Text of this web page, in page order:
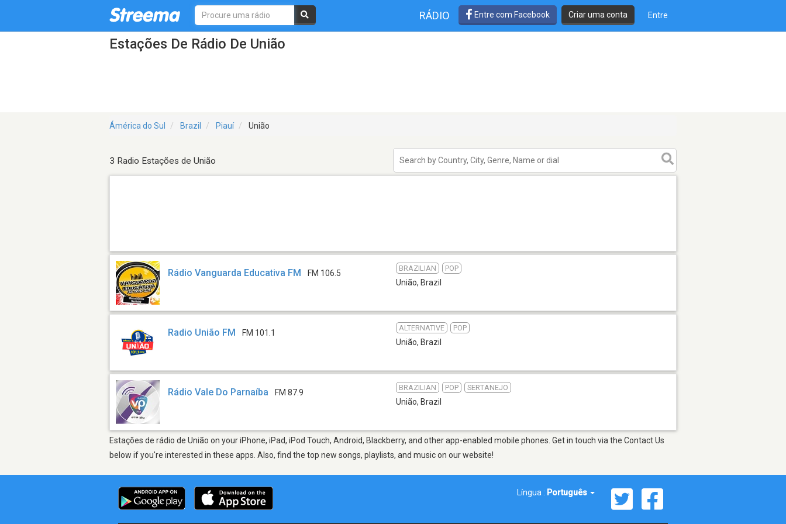
RÁDIO Entre com Facebook Criar uma conta Entre
Estações De Rádio De União
Ámérica do Sul Brazil Piauí União
3 Radio Estações de União
Rádio Vanguarda Educativa FM FM 106.5
BRAZILIAN POP
União, Brazil
Radio União FM FM 101.1
ALTERNATIVE POP
União, Brazil
Rádio Vale Do Parnaíba FM 87.9
BRAZILIAN POP SERTANEJO
União, Brazil
Estações de rádio de União on your iPhone, iPad, iPod Touch, Android, Blackberry, and other app-enabled mobile phones. Get in touch via the Contact Us
below if you're interested in these apps. Also, find the top new songs, playlists, and music on our website!
Língua : Português